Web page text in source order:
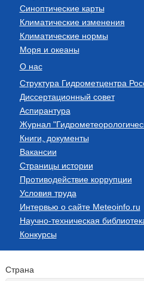
Синоптические карты
Климатические изменения
Климатические нормы
Моря и океаны
О нас
Структура Гидрометцентра
Диссертационный совет
Аспирантура
Журнал
Книги, документы
Вакансии
Страницы истории
Противодействие коррупции
Условия труда
Интервью о сайте Meteoinfo.ru
Научно-техническая
Конкурсы
Страна